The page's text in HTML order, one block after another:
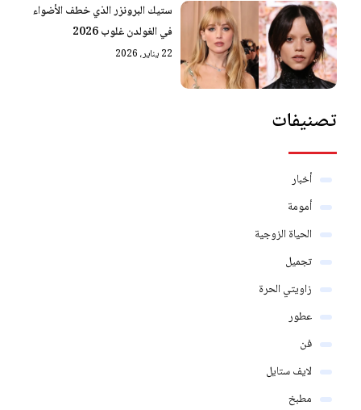
ستيك البرونزر الذي خطف الأضواء
في الغولدن غلوب 2026
22 يناير، 2026
تصنيفات
أخبار
أمومة
الحياة الزوجية
تجميل
زاويتي الحرة
عطور
فن
لايف ستايل
مطبخ